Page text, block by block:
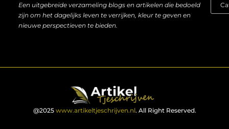
Een uitgebreide verzameling blogs en artikelen die bedoeld
zijn om het dagelijks leven te verrijken, kleur te geven en
nieuwe perspectieven te bieden.
@2025 www.artikeltjeschrijven.nl. All Right Reserved.